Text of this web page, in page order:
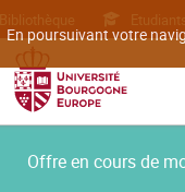
En poursuivant votre
Bibliothèque
Offre en cours de